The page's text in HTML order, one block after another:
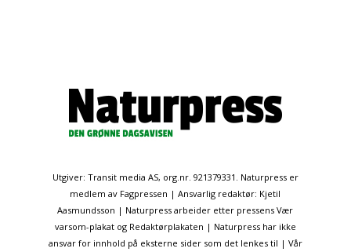
Utgiver: Transit media AS, org.nr. 921379331. Naturpress er
medlem av Fagpressen | Ansvarlig redaktør: Kjetil
Aasmundsson | Naturpress arbeider etter pressens Vær
varsom-plakat og Redaktørplakaten | Naturpress har ikke
ansvar for innhold på eksterne sider som det lenkes til | Vår